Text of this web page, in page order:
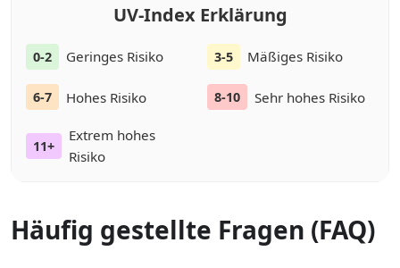
UV-Index Erklärung
0-2 Geringes Risiko 3-5 Mäßiges Risiko
6-7 Hohes Risiko 8-10 Sehr hohes Risiko
11+
Extrem hohes
Risiko
Häufig gestellte Fragen (FAQ)